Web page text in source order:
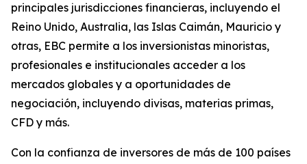
principales jurisdicciones financieras, incluyendo el
Reino Unido, Australia, las Islas Caimán, Mauricio y
otras, EBC permite a los inversionistas minoristas,
profesionales e institucionales acceder a los
mercados globales y a oportunidades de
negociación, incluyendo divisas, materias primas,
CFD y más.
Con la confianza de inversores de más de 100 países